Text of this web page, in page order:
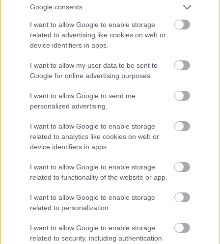
Google consents
I want to allow Google to enable storage
related to advertising like cookies on web or
device identifiers in apps.
I want to allow my user data to be sent to
Google for online advertising purposes.
I want to allow Google to send me
personalized advertising.
I want to allow Google to enable storage
related to analytics like cookies on web or
device identifiers in apps.
I want to allow Google to enable storage
related to functionality of the website or app.
I want to allow Google to enable storage
related to personalization.
I want to allow Google to enable storage
related to security, including authentication
Patinszki Misa a Bottega Veneta divatbemutatóján
Fotó: Victor Virgile / Europress / Getty
Jön még kép!